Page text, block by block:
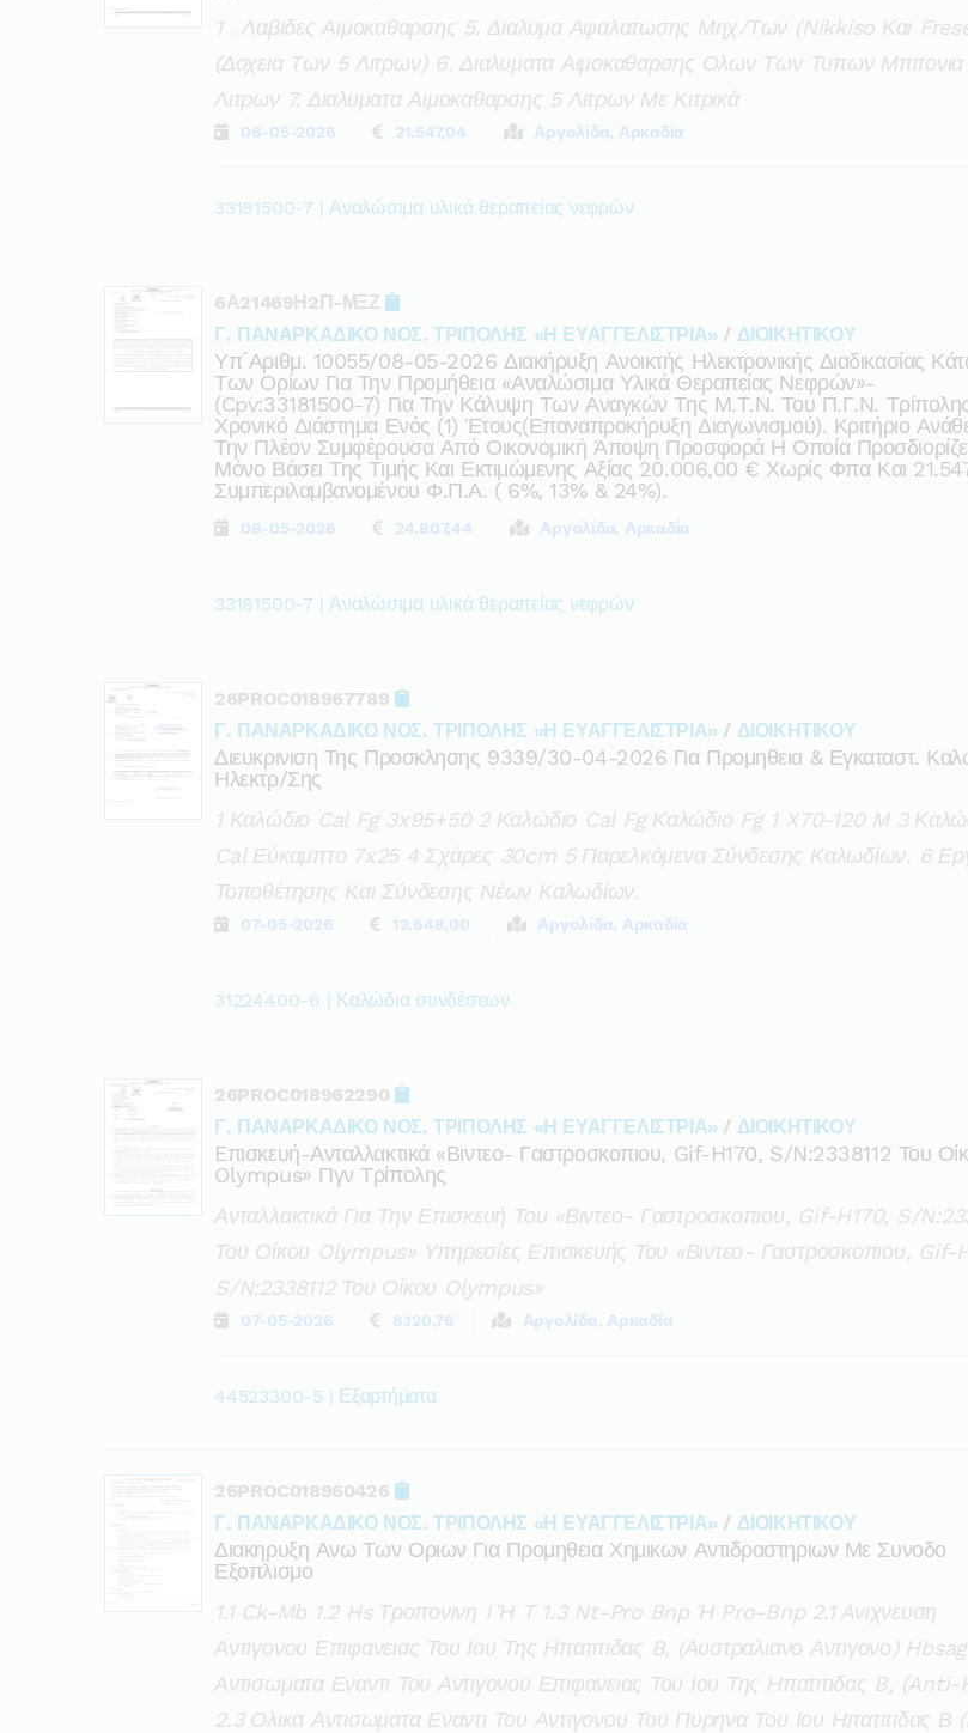
1 . Λαβιδες Αιμοκαθαρσης 5. Διαλυμα Αφαλατωσης Μηχ/των (nikkiso Και
(δοχεια Των 5 Λιτρων) 6. Διαλυματα Αιμοκαθαρσης Ολων Των Τυπων
Λιτρων 7. Διαλυματα Αιμοκαθαρσης 5 Λιτρων Με Κιτρικά
08-05-2026 21.547,04 Αργολίδα, Αρκαδία
33181500-7 | Αναλώσιμα υλικά θεραπείας νεφρών
6Α21469Η2Π-ΜΞΖ
Γ. ΠΑΝΑΡΚΑΔΙΚΟ ΝΟΣ. ΤΡΙΠΟΛΗΣ «Η ΕΥΑΓΓΕΛΙΣΤΡΙΑ» / ΔΙΟΙΚΗΤΙΚΟΥ
Υπ΄αριθμ. 10055/08-05-2026 Διακήρυξη Ανοικτής Ηλεκτρονικής Διαδικασίας
Των Ορίων Για Την Προμήθεια «αναλώσιμα Υλικά Θεραπείας Νεφρών»-
(cpv:33181500-7) Για Την Κάλυψη Των Αναγκών Της Μ.τ.ν. Του Π.γ.ν.
Χρονικό Διάστημα Ενός (1) Έτους(επαναπροκήρυξη Διαγωνισμού). Κριτήριο
Την Πλέον Συμφέρουσα Από Οικονομική Άποψη Προσφορά Η Οποία
Μόνο Βάσει Της Τιμής Και Εκτιμώμενης Αξίας 20.006,00 € Χωρίς Φπα Και
Συμπεριλαμβανομένου Φ.π.α. ( 6%, 13% & 24%).
08-05-2026 24.807,44 Αργολίδα, Αρκαδία
33181500-7 | Αναλώσιμα υλικά θεραπείας νεφρών
26PROC018967789
Γ. ΠΑΝΑΡΚΑΔΙΚΟ ΝΟΣ. ΤΡΙΠΟΛΗΣ «Η ΕΥΑΓΓΕΛΙΣΤΡΙΑ» / ΔΙΟΙΚΗΤΙΚΟΥ
Διευκρινιση Της Προσκλησης 9339/30-04-2026 Για Προμηθεια & Εγκαταστ.
Ηλεκτρ/σης
1 Καλώδιο Cal Fg 3x95+50 2 Καλώδιο Cal Fg Καλώδιο Fg 1 X70-120 M 3
Cal Εύκαμπτο 7x25 4 Σχάρες 30cm 5 Παρελκόμενα Σύνδεσης Καλωδίων. 6
Τοποθέτησης Και Σύνδεσης Νέων Καλωδίων.
07-05-2026 12.648,00 Αργολίδα, Αρκαδία
31224400-6 | Καλώδια συνδέσεων
26PROC018962290
Γ. ΠΑΝΑΡΚΑΔΙΚΟ ΝΟΣ. ΤΡΙΠΟΛΗΣ «Η ΕΥΑΓΓΕΛΙΣΤΡΙΑ» / ΔΙΟΙΚΗΤΙΚΟΥ
Eπισκευή-Ανταλλακτικά «βιντεο- Γαστροσκοπιου, Gif-H170, S/n:2338112 Του
Olympus» Πγν Τρίπολης
Ανταλλακτικά Για Την Επισκευή Του «βιντεο- Γαστροσκοπιου, Gif-H170, S/
Του Οίκου Olympus» Υπηρεσίες Επισκευής Του «βιντεο- Γαστροσκοπιου, Gif-
S/n:2338112 Του Οίκου Olympus»
07-05-2026 8.120,76 Αργολίδα, Αρκαδία
44523300-5 | Εξαρτήματα
26PROC018960426
Γ. ΠΑΝΑΡΚΑΔΙΚΟ ΝΟΣ. ΤΡΙΠΟΛΗΣ «Η ΕΥΑΓΓΕΛΙΣΤΡΙΑ» / ΔΙΟΙΚΗΤΙΚΟΥ
Διακηρυξη Ανω Των Οριων Για Προμηθεια Χημικων Αντιδραστηριων Με Συνοδο
Εξοπλισμο
1.1 Ck-Mb 1.2 Hs Τροπονινη I Ή T 1.3 Nt-Pro Bnp Ή Pro-Bnp 2.1 Aνιχνευση
Αντιγονου Επιφανειας Του Ιου Της Ηπατιτιδας B, (αυστραλιανο Αντιγονο)
Αντισωματα Εναντι Του Αντιγονου Επιφανειας Του Ιου Της Ηπατιτιδας B, (anti-
2.3 Ολικα Αντισωματα Εναντι Του Αντιγονου Του Πυρηνα Του Ιου Ηπατιτιδας